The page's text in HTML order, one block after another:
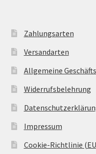
Zahlungsarten
Versandarten
Allgemeine
Widerrufsbelehrung
Impressum
Cookie-Richtlinie